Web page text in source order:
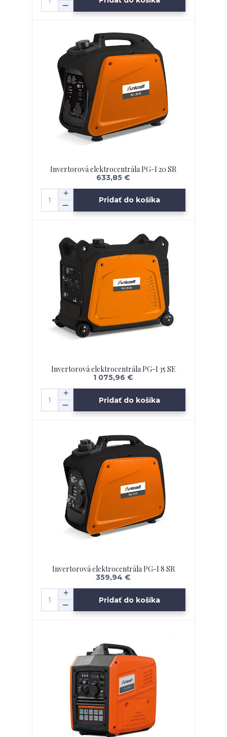
Invertorová elektrocentrála PG-I 20 SR
633,85 €
Pridať do košíka
Invertorová elektrocentrála PG-I 35 SE
1 075,96 €
Pridať do košíka
Invertorová elektrocentrála PG-I 8 SR
359,94 €
Pridať do košíka